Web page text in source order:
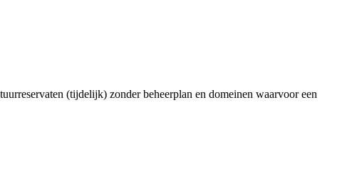
(tijdelijk) zonder beheerplan en domeinen waarvoor een